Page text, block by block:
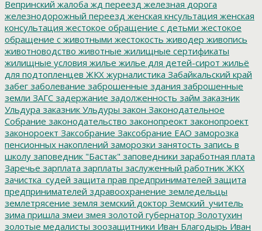
Вепринский жалоба жд переезд железная дорога
железнодорожный переезд женская кнсультация женская
консультация жестокое обращение с детьми жестокое
обращение с животными жестокость живодер живопись
животноводство животные жилищные сертификаты
жилищные условия жилье жилье для детей-сирот жильё
для подтопленцев ЖКХ журналистика Забайкальский край
забег заболевание заброшенные здания заброшенные
земли ЗАГС задержание задолженность займ заказник
Ульдура заказник Ульдуры закон Законодательное
Собрание законодательство законопреокт законопроект
законороект Заксобрание Заксобрание ЕАО заморозка
пенсионных накоплений заморозки занятость запись в
школу заповедник "Бастак" заповедники заработная плата
Заречье зарплата зарплаты заслуженный работник ЖКХ
зачистка_судей защита прав предпринимателей защита
предпринимателей здравоохранение земледельцы
землетрясение земля земский доктор Земский_учитель
зима пришла змеи змея золотой губернатор Золотухин
золотые медалисты зоозащитники Иван Благодырь Иван